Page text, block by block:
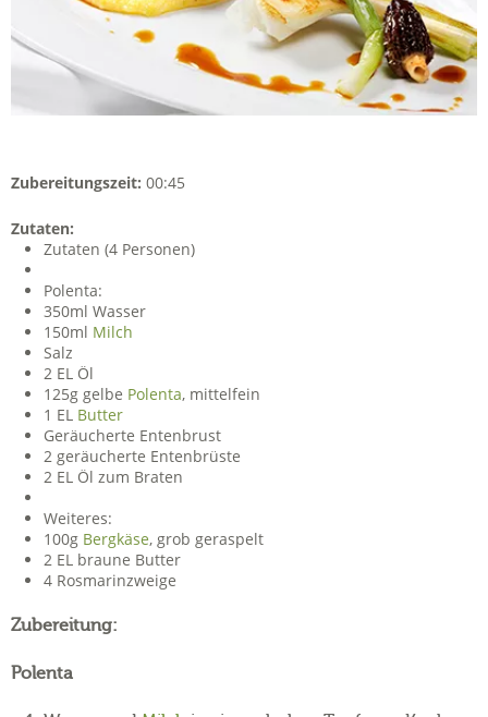
Zubereitungszeit: 00:45
Zutaten:
Zutaten (4 Personen)
Polenta:
350ml Wasser
150ml Milch
Salz
2 EL Öl
125g gelbe Polenta, mittelfein
1 EL Butter
Geräucherte Entenbrust
2 geräucherte Entenbrüste
2 EL Öl zum Braten
Weiteres:
100g Bergkäse, grob geraspelt
2 EL braune Butter
4 Rosmarinzweige
Zubereitung:
Polenta